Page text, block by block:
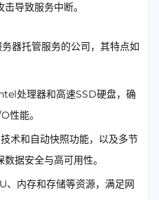
导致服务中断。
器托管服务的公司，其特点如
处理器和高速SSD硬盘，确
性能。
术和自动快照功能，以及多节
据安全与高可用性。
、内存和存储等资源，满足网